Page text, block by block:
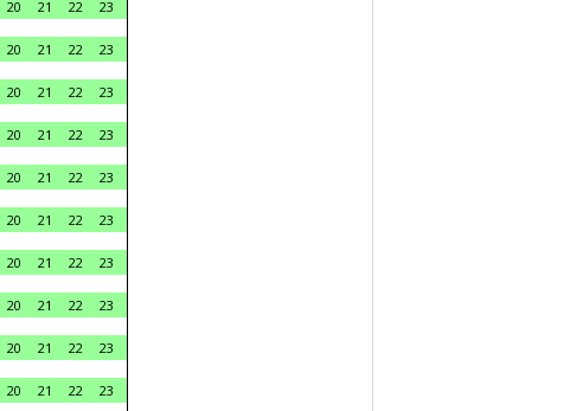
20 21 22
23
20 21 22
23
20 21 22
23
20 21 22
23
20 21 22
23
20 21 22
23
20 21 22
23
20 21 22
23
20 21 22
23
20 21 22
23